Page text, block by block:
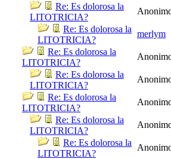
Re: Es dolorosa la
LITOTRICIA?
Re: Es dolorosa la
LITOTRICIA?
merlym
Re: Es dolorosa la
LITOTRICIA?
Re: Es dolorosa la
LITOTRICIA?
Re: Es dolorosa la
LITOTRICIA?
Re: Es dolorosa la
LITOTRICIA?
Re: Es dolorosa la
LITOTRICIA?